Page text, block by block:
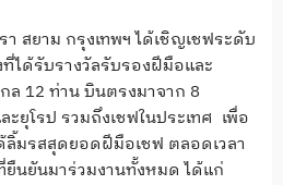
สยาม กรุงเทพฯ ได้เชิญเชฟระดับ
ได้รับรางวัลรับรองฝีมือและ
ล 12 ท่าน บินตรงมาจาก 8
ะยุโรป รวมถึงเชฟในประเทศ เพื่อ
ลิ้มรสสุดยอดฝีมือเชฟ ตลอดเวลา
นยันมาร่วมงานทั้งหมด ได้แก่